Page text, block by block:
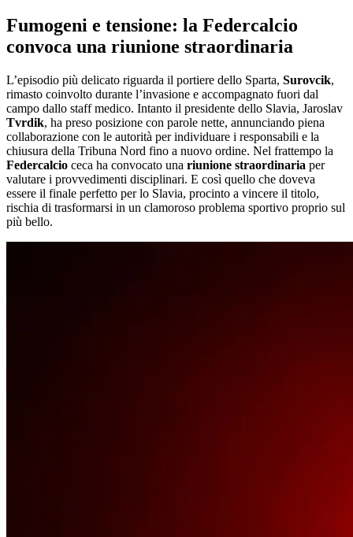
Fumogeni e tensione: la Federcalcio
convoca una riunione straordinaria
L’episodio più delicato riguarda il portiere dello Sparta, Surovcik,
rimasto coinvolto durante l’invasione e accompagnato fuori dal
campo dallo staff medico. Intanto il presidente dello Slavia, Jaroslav
Tvrdik, ha preso posizione con parole nette, annunciando piena
collaborazione con le autorità per individuare i responsabili e la
chiusura della Tribuna Nord fino a nuovo ordine. Nel frattempo la
Federcalcio ceca ha convocato una riunione straordinaria per
valutare i provvedimenti disciplinari. E così quello che doveva
essere il finale perfetto per lo Slavia, procinto a vincere il titolo,
rischia di trasformarsi in un clamoroso problema sportivo proprio sul
più bello.